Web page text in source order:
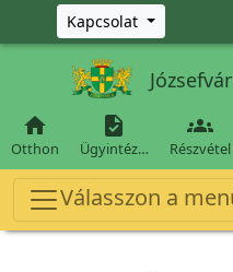
Ugrás a fő tartalomra
Kapcsolat

Otthon

Ügyintéz…

Részvétel
Válasszon a